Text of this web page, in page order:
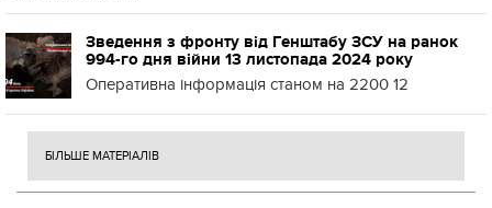
Зведення з фронту від Генштабу ЗСУ на ранок
994-го дня війни 13 листопада 2024 року
Оперативна інформація станом на 2200 12
БІЛЬШЕ МАТЕРІАЛІВ